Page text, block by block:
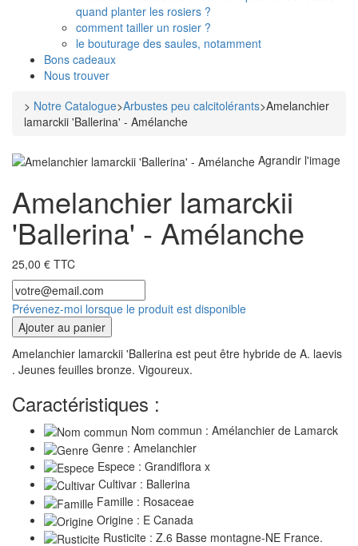
quand planter les rosiers ?
comment tailler un rosier ?
le bouturage des saules, notamment
Bons cadeaux
Nous trouver
> Notre Catalogue>Arbustes peu calcitolérants>Amelanchier
lamarckii 'Ballerina' - Amélanche
Agrandir l'image
Amelanchier lamarckii
'Ballerina' - Amélanche
25,00 € TTC
Prévenez-moi lorsque le produit est disponible
Ajouter au panier
Amelanchier lamarckii 'Ballerina est peut être hybride de A. laevis
. Jeunes feuilles bronze. Vigoureux.
Caractéristiques :
Nom commun : Amélanchier de Lamarck
Genre : Amelanchier
Espece : Grandiflora x
Cultivar : Ballerina
Famille : Rosaceae
Origine : E Canada
Rusticite : Z.6 Basse montagne-NE France.